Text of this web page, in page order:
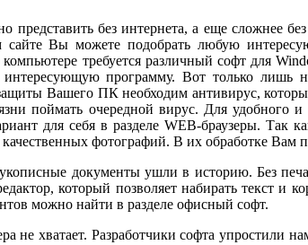
представить без интернета, а еще сложнее
Вы можете подобрать любую
требуется различный софт для
интересующую программу. Вот только лишь
Вашего ПК необходим антивирус,
поймать очередной вирус. Для удобного
для себя в разделе WEB-браузеры. Так
фотографий. В их обработке Вам
документы ушли в историю. Без
который позволяет набирать текст и
можно найти в разделе офисный софт.
хватает. Разработчики софта упростили